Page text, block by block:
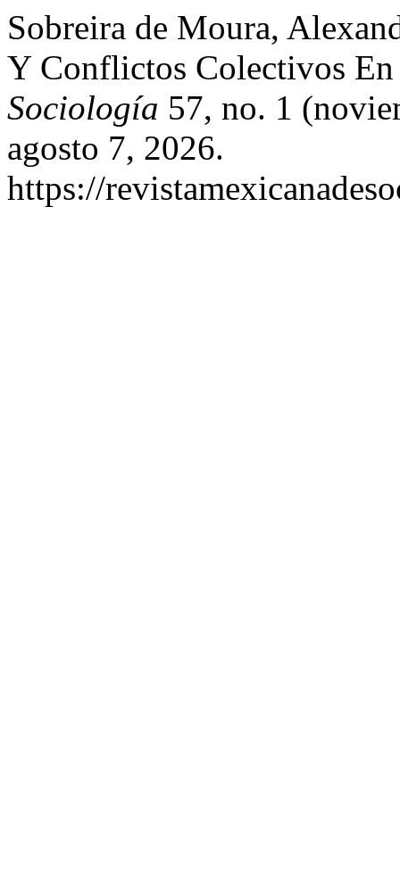
Sobreira de Moura,
Y Conflictos Colectivos
Sociología 57, no. 1
agosto 7, 2026.
https://